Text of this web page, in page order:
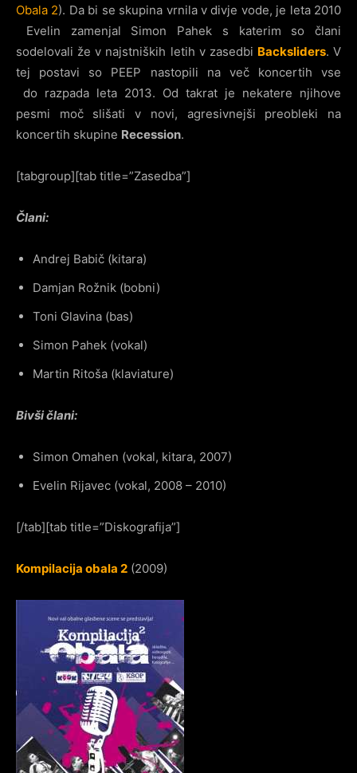
Obala 2). Da bi se skupina vrnila v divje vode, je leta 2010
Evelin zamenjal Simon Pahek s katerim so člani
sodelovali že v najstniških letih v zasedbi Backsliders. V
tej postavi so PEEP nastopili na več koncertih vse
do razpada leta 2013. Od takrat je nekatere njihove
pesmi moč slišati v novi, agresivnejši preobleki na
koncertih skupine Recession.
[tabgroup][tab title=”Zasedba”]
Člani:
Andrej Babič (kitara)
Damjan Rožnik (bobni)
Toni Glavina (bas)
Simon Pahek (vokal)
Martin Ritoša (klaviature)
Bivši člani:
Simon Omahen (vokal, kitara, 2007)
Evelin Rijavec (vokal, 2008 – 2010)
[/tab][tab title=”Diskografija”]
Kompilacija obala 2 (2009)